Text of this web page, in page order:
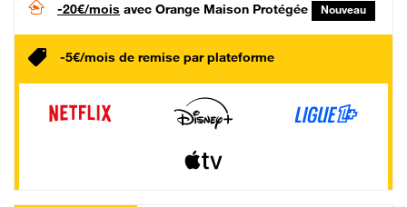
-20€/mois avec Orange Maison Protégée Nouveau
-5€/mois de remise par plateforme